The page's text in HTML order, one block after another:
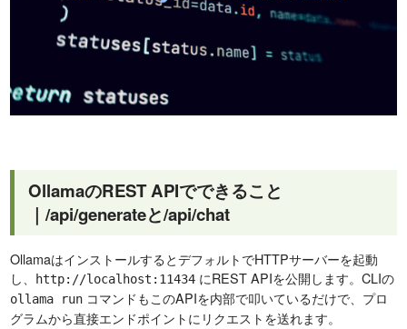
OllamaのREST APIでできること
｜/api/generateと/api/chat
OllamaはインストールするとデフォルトでHTTPサーバーを起動
し、
http://localhost:11434 にREST APIを公開します。CLIの
ollama run コマンドもこのAPIを内部で叩いているだけで、プロ
グラムから直接エンドポイントにリクエストを送れます。